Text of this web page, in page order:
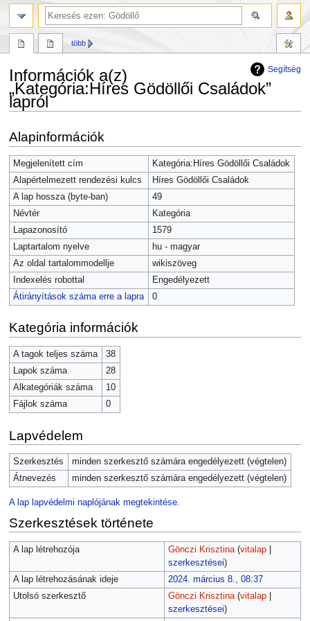
Segítség
Információk a(z)
„Kategória:Híres Gödöllői Családok”
lapról
a
navigációhoz
a
kereséshez
Alapinformációk
Megjelenített cím
Kategória:Híres Gödöllői Családok
Alapértelmezett rendezési kulcs
Híres Gödöllői Családok
A lap hossza (byte-ban)
49
Névtér
Kategória
Lapazonosító
1579
Laptartalom nyelve
hu - magyar
Az oldal tartalommodellje
wikiszöveg
Indexelés robottal
Engedélyezett
Átirányítások száma erre a lapra
0
Kategória információk
A tagok teljes száma
38
Lapok száma
28
Alkategóriák száma
10
Fájlok száma
0
Lapvédelem
Szerkesztés
minden szerkesztő számára engedélyezett (végtelen)
Átnevezés
minden szerkesztő számára engedélyezett (végtelen)
A lap lapvédelmi naplójának megtekintése.
Szerkesztések története
A lap létrehozója Gönczi Krisztina (vitalap|
szerkesztései)
A lap létrehozásának ideje
2024. március 8., 08:37
Utolsó szerkesztő
Gönczi Krisztina (vitalap|
szerkesztései)
több